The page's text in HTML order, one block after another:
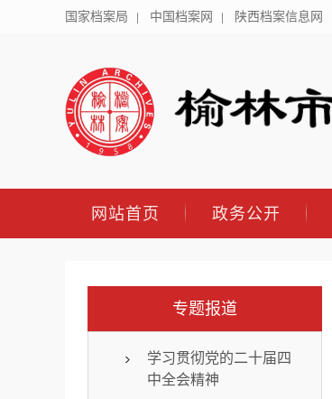
国家档案局 中国档案网 陕西档案信息网
网站首页 政务公开
专题报道
学习贯彻党的二十届四
中全会精神